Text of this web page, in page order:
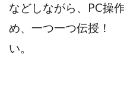
などしながら、PC操
め、一つ一つ伝授
い。